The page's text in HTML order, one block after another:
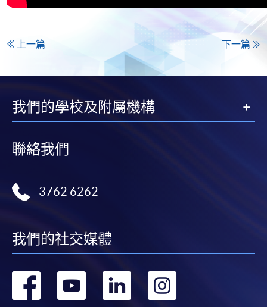
上一篇 下一篇
我們的學校及附屬機構
聯絡我們
3762 6262
我們的社交媒體
轉 轉 轉 轉